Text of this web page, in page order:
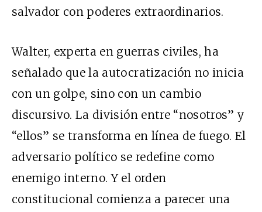
salvador con poderes extraordinarios.
Walter, experta en guerras civiles, ha
señalado que la autocratización no inicia
con un golpe, sino con un cambio
discursivo. La división entre “nosotros” y
“ellos” se transforma en línea de fuego. El
adversario político se redefine como
enemigo interno. Y el orden
constitucional comienza a parecer una